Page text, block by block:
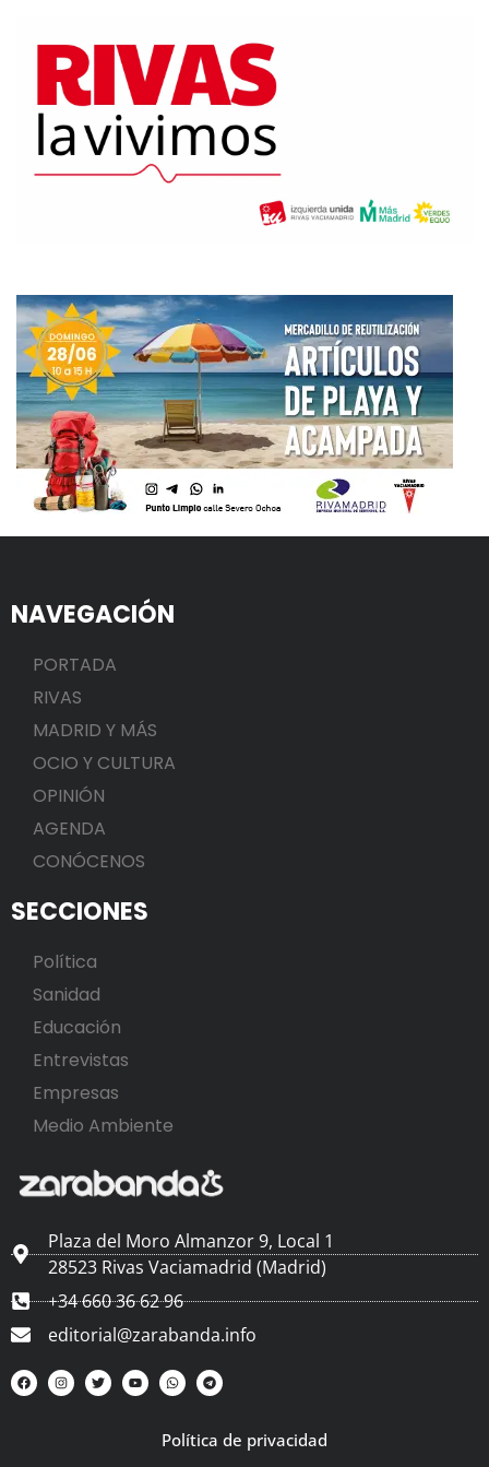
NAVEGACIÓN
PORTADA
RIVAS
MADRID Y MÁS
OCIO Y CULTURA
OPINIÓN
AGENDA
CONÓCENOS
SECCIONES
Política
Sanidad
Educación
Entrevistas
Empresas
Medio Ambiente
Plaza del Moro Almanzor 9, Local 1
28523 Rivas Vaciamadrid (Madrid)
+34 660 36 62 96
editorial@zarabanda.info
Política de privacidad